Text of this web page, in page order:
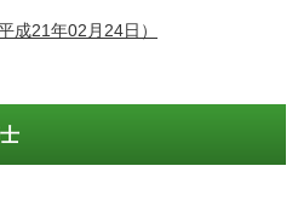
成21年02月24日）